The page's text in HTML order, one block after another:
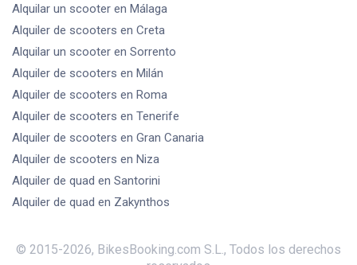
Alquilar un scooter en Málaga
Alquiler de scooters en Creta
Alquilar un scooter en Sorrento
Alquiler de scooters en Milán
Alquiler de scooters en Roma
Alquiler de scooters en Tenerife
Alquiler de scooters en Gran Canaria
Alquiler de scooters en Niza
Alquiler de quad en Santorini
Alquiler de quad en Zakynthos
© 2015-2026, BikesBooking.com S.L., Todos los derechos